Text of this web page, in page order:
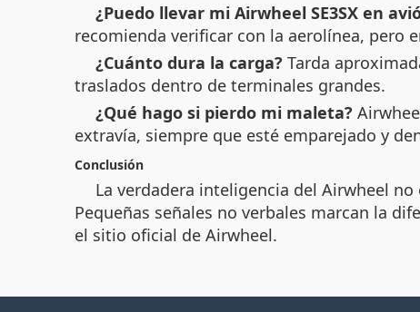
¿Puedo llevar mi Airwheel SE3SX en
recomienda verificar con la aerolínea, pero
¿Cuánto dura la carga? Tarda
traslados dentro de terminales grandes.
¿Qué hago si pierdo mi maleta?
extravía, siempre que esté emparejado y
Conclusión
La verdadera inteligencia del Airwheel
Pequeñas señales no verbales marcan la
el sitio oficial de Airwheel.